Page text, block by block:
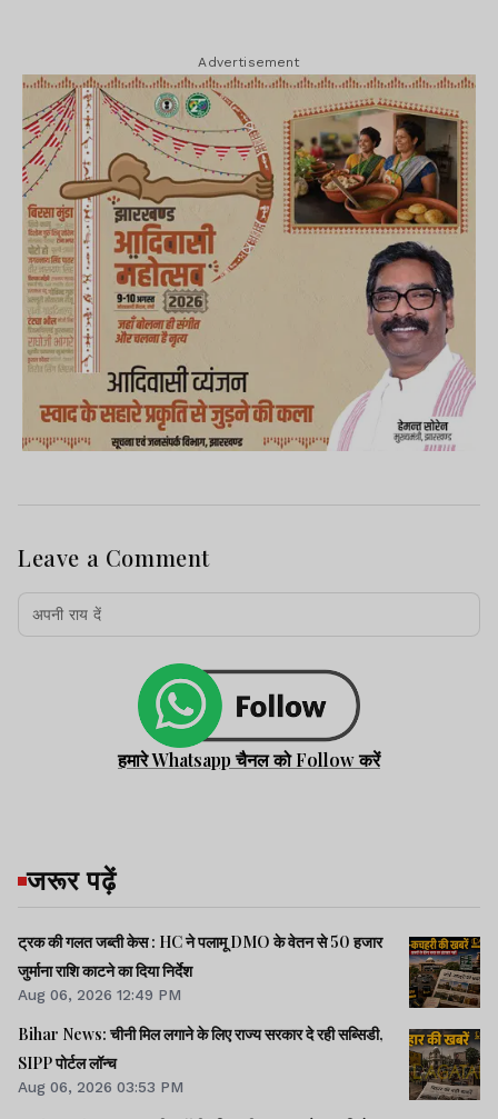
Advertisement
Leave a Comment
हमारे Whatsapp चैनल को Follow करें
जरूर पढ़ें
ट्रक की गलत जब्ती केस : HC ने पलामू DMO के वेतन से 50 हजार
जुर्माना राशि काटने का दिया निर्देश
Aug 06, 2026 12:49 PM
Bihar News: चीनी मिल लगाने के लिए राज्य सरकार दे रही सब्सिडी,
SIPP पोर्टल लॉन्च
Aug 06, 2026 03:53 PM